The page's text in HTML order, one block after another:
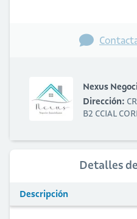
Nexus
Dirección:
B2 CCIAL
Detalles
Descripción